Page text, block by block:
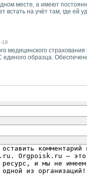
месте, а имеют
встать на учёт там, где ей
18
медицинского
образца.